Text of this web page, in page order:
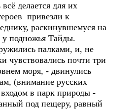
делается для их
привезли к
раскинувшемуся на
у подножья Тайды.
палками, и, не
чувствовались почти три
моря, - двинулись
(внимание русских
в парк природы -
под пещеру, равный